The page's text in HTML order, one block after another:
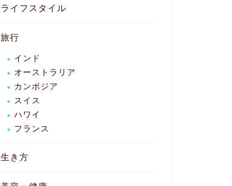
ライフスタイル
旅行
インド
オーストラリア
カンボジア
スイス
ハワイ
フランス
生き方